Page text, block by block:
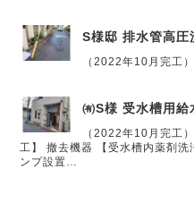
S様邸 排水管高圧
（2022年10月完工）
㈲S様 受水槽用給
（2022年10月完工
工】 撤去機器 【受水槽内薬剤
ンプ設置…